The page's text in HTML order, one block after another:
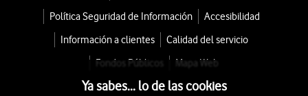
Política Seguridad de Información
Accesibilidad
Información a clientes
Calidad del servicio
Fondos Públicos
Mapa Web
Ya sabes... lo de las cookies